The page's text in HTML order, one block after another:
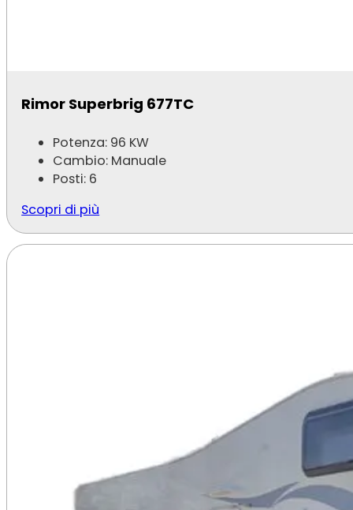
Rimor Superbrig 677TC
Potenza: 96 KW
Cambio: Manuale
Posti: 6
Scopri di più